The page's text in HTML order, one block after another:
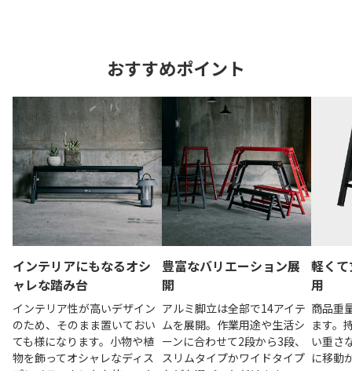
おすすめポイント
インテリアにもなるオシ
ャレな踏み台
インテリア性が高いデザイン
のため、そのまま置いておい
ても様になります。小物や植
物を飾ってオシャレなディス
豊富なバリエーション展
開
アルミ脚立は全部で14アイテ
ムを展開。作業用途や生活シ
ーンに合わせて2段から3段、
スリムタイプかワイドタイプ
軽く
用
商品重
ます。
い重さ
に移動